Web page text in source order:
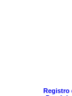
Registro